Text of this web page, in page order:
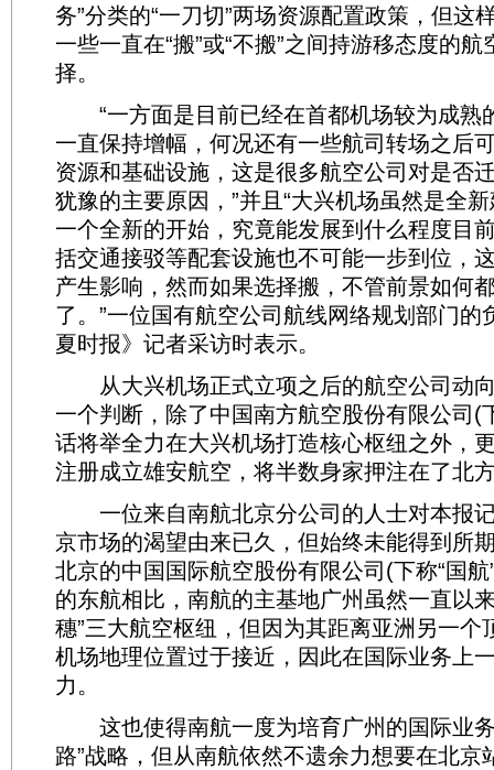
务”分类的“一刀切”两场资源配置政策，但这
一些一直在“搬”或“不搬”之间持游移态度的
择。
“一方面是目前已经在首都机场较为成熟
一直保持增幅，何况还有一些航司转场之后
资源和基础设施，这是很多航空公司对是否
犹豫的主要原因，”并且“大兴机场虽然是全
一个全新的开始，究竟能发展到什么程度目
括交通接驳等配套设施也不可能一步到位，
产生影响，然而如果选择搬，不管前景如何
了。”一位国有航空公司航线网络规划部门的
夏时报》记者采访时表示。
从大兴机场正式立项之后的航空公司动
一个判断，除了中国南方航空股份有限公司(
话将举全力在大兴机场打造核心枢纽之外，
注册成立雄安航空，将半数身家押注在了北
一位来自南航北京分公司的人士对本报
京市场的渴望由来已久，但始终未能得到所
北京的中国国际航空股份有限公司(下称“国
的东航相比，南航的主基地广州虽然一直以
穗”三大航空枢纽，但因为其距离亚洲另一个
机场地理位置过于接近，因此在国际业务上
力。
这也使得南航一度为培育广州的国际业务
路”战略，但从南航依然不遗余力想要在北京